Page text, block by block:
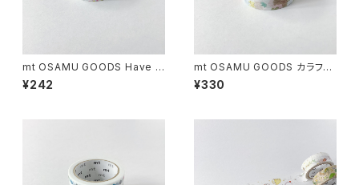
mt OSAMU GOODS Have a
good tomes
¥242
mt OSAMU GOODS カラフル
ステッカー
¥330